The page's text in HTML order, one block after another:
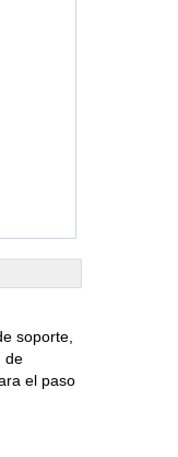
soporte,
de
el paso